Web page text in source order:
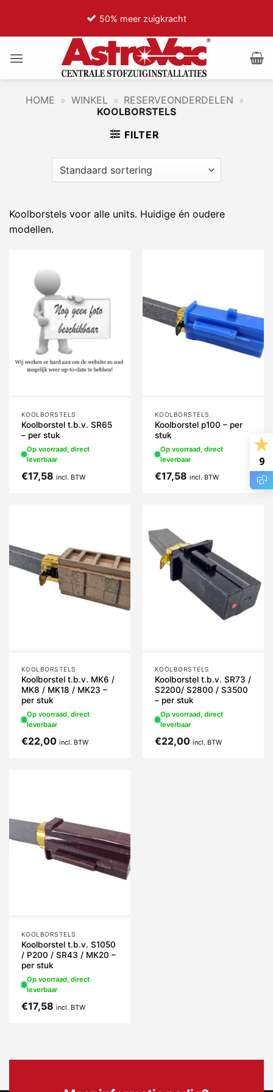
inhoud
50% meer zuigkracht
HOME » WINKEL » RESERVEONDERDELEN »
KOOLBORSTELS
FILTER
Koolborstels voor alle units. Huidige én oudere
modellen.
KOOLBORSTELS
Koolborstel t.b.v. SR65
– per stuk
Op voorraad, direct
leverbaar
€17,58 incl. BTW
KOOLBORSTELS
Koolborstel p100 – per
stuk
Op voorraad, direct
leverbaar
€17,58 incl. BTW
KOOLBORSTELS
Koolborstel t.b.v. MK6 /
MK8 / MK18 / MK23 –
per stuk
Op voorraad, direct
leverbaar
€22,00 incl. BTW
KOOLBORSTELS
Koolborstel t.b.v. SR73 /
S2200/ S2800 / S3500
– per stuk
Op voorraad, direct
leverbaar
€22,00 incl. BTW
KOOLBORSTELS
Koolborstel t.b.v. S1050
/ P200 / SR43 / MK20 –
per stuk
Op voorraad, direct
leverbaar
€17,58 incl. BTW
9